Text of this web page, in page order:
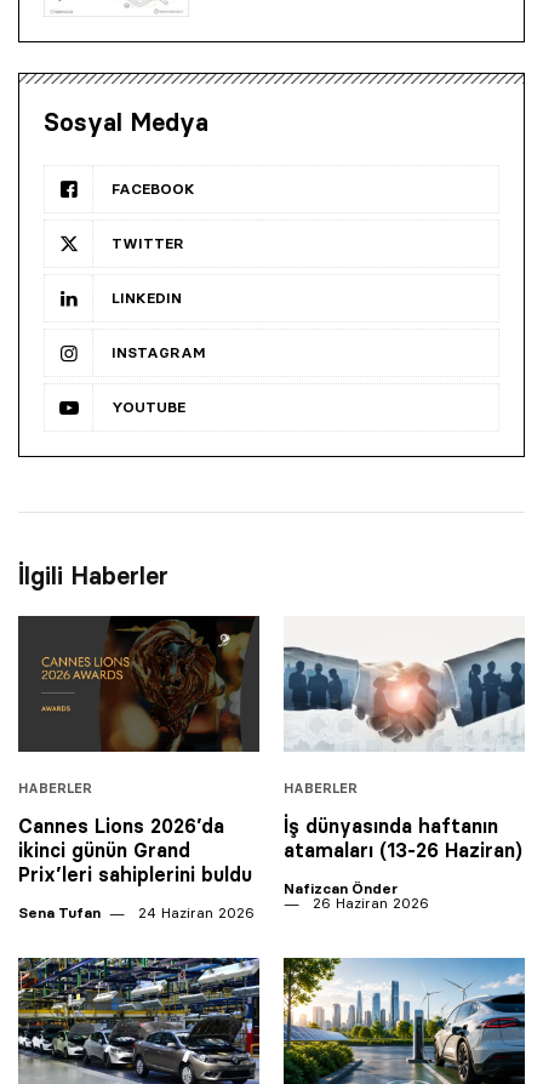
Sosyal Medya
FACEBOOK
TWITTER
LINKEDIN
INSTAGRAM
YOUTUBE
İlgili Haberler
HABERLER
Cannes Lions 2026’da
ikinci günün Grand
Prix’leri sahiplerini buldu
Sena Tufan 24 Haziran 2026
HABERLER
İş dünyasında haftanın
atamaları (13-26 Haziran)
Nafizcan Önder
26 Haziran 2026